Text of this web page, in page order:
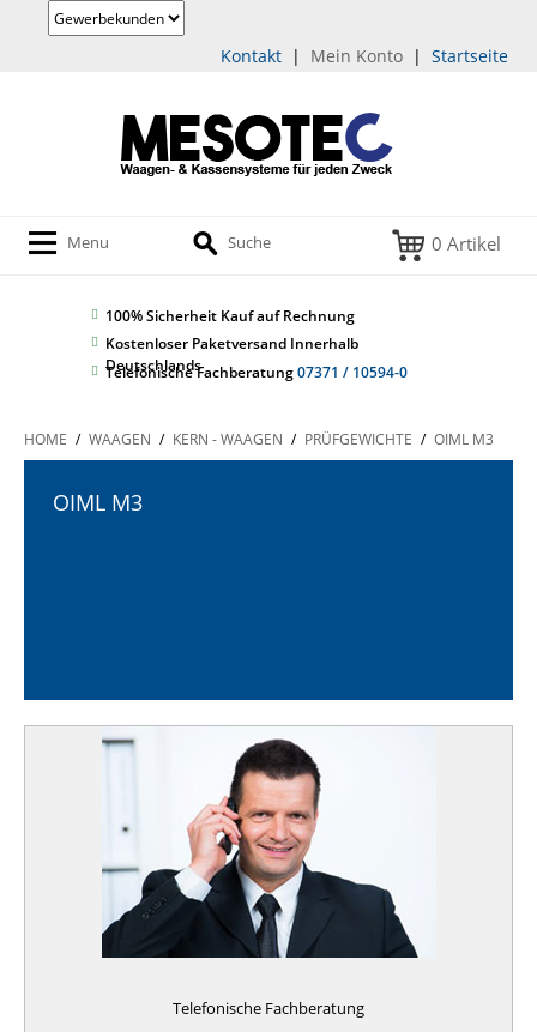
Startseite
|
Mein Konto
|
Kontakt
Menu Suche 0 Artikel
100% Sicherheit Kauf auf Rechnung
Kostenloser Paketversand Innerhalb
Deutschlands
Telefonische Fachberatung07371 / 10594-0
HOME / WAAGEN / KERN - WAAGEN / PRÜFGEWICHTE / OIML M3
OIML M3
Telefonische Fachberatung